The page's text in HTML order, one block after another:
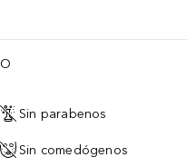
Sin parabenos
Sin comedógenos